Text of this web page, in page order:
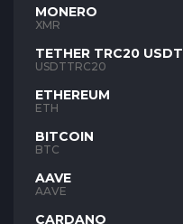
MONERO
XMR
TETHER TRC20 USDT
USDTTRC20
ETHEREUM
ETH
BITCOIN
BTC
AAVE
AAVE
CARDANO